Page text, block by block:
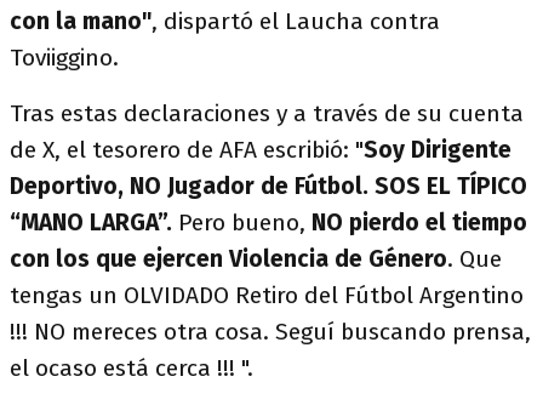
con la mano", dispartó el Laucha contra
Toviiggino.
Tras estas declaraciones y a través de su cuenta
de X, el tesorero de AFA escribió: "Soy Dirigente
Deportivo, NO Jugador de Fútbol. SOS EL TÍPICO
“MANO LARGA”. Pero bueno, NO pierdo el tiempo
con los que ejercen Violencia de Género. Que
tengas un OLVIDADO Retiro del Fútbol Argentino
!!! NO mereces otra cosa. Seguí buscando prensa,
el ocaso está cerca !!! ".